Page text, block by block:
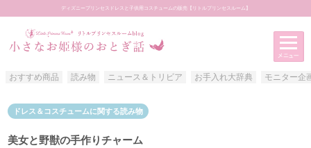
ディズニープリンセスドレスと子供用コスチュームの販売【リトルプリンセスルーム】
おすすめ商品 読み物 ニュース＆トリビア お手入れ大辞典 モニター企
ドレス＆コスチュームに関する読み物
美女と野獣の手作りチャーム